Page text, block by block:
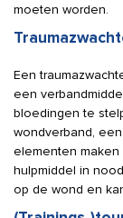
moeten worden.
Een
een
bloedingen te
wondverband,
elementen
hulpmiddel in
op de wond en